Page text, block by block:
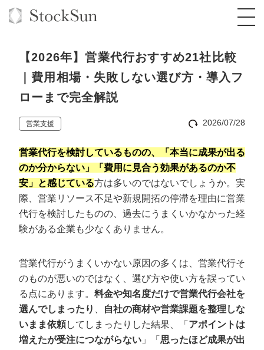
オーダーメイド支援
TOP
コンサルタント一覧
品質ガイドライン
社内コンペ
BPO支援
定額制Webマーケティング代行『マキトルく
ん』
定額制営業代行『カリトルくん』
定額制採用代行・RPO『トルトルくん』
ん』
定額LINE運用代行『LINEマキトルくん』
オリジナルサービス
格安でAI導入支援『あいのりAI』
拡散付1日密着動画制作『まるごと社長』
定額制LP制作・改善『最強LP』
採用YouTubeチャンネル構築『トリトル』
実績
お役立ち資料
オンラインサロン
StockSun道場
道場TOP
エンジニア
広告運用
YouTubeディレクター
年収エージェント
会社概要・役員紹介
ミッション・ビジョン・バリュー
代表メッセージ（岩野圭佑）
【2026年】営業代行おすすめ21社比較
｜費用相場・失敗しない選び方・導入フ
ローまで完全解説
営業支援 2026/07/28
営業代行を検討しているものの、「本当に成果が出る
のか分からない」「費用に見合う効果があるのか不
安」と感じている方は多いのではないでしょうか。実
際、営業リソース不足や新規開拓の停滞を理由に営業
代行を検討したものの、過去にうまくいかなかった経
験がある企業も少なくありません。
営業代行がうまくいかない原因の多くは、営業代行そ
のものが悪いのではなく、選び方や使い方を誤ってい
る点にあります。 料金や知名度だけで営業代行会社を
選んでしまったり
自社の商材や営業課題を整理しな
いまま依頼してしまったりした結果、「 アポイントは
増えたが受注につながらない 」「 思ったほど成果が出